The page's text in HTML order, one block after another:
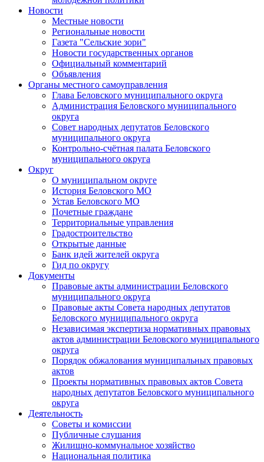
Новости
Местные новости
Региональные новости
Газета "Сельские зори"
Новости государственных органов
Официальный комментарий
Объявления
Органы местного самоуправления
Глава Беловского муниципального округа
Администрация Беловского муниципального
округа
Совет народных депутатов Беловского
муниципального округа
Контрольно-счётная палата Беловского
муниципального округа
Округ
О муниципальном округе
История Беловского МО
Устав Беловского МО
Почетные граждане
Территориальные управления
Градостроительство
Открытые данные
Банк идей жителей округа
Гид по округу
Документы
Правовые акты администрации Беловского
муниципального округа
Правовые акты Совета народных депутатов
Беловского муниципального округа
Независимая экспертиза нормативных правовых
актов администрации Беловского муниципального
округа
Порядок обжалования муниципальных правовых
актов
Проекты нормативных правовых актов Совета
народных депутатов Беловского муниципального
округа
Деятельность
Советы и комиссии
Публичные слушания
Жилищно-коммунальное хозяйство
Национальная политика